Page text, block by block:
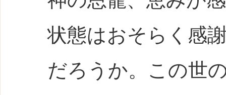
状態はおそらく感
だろうか。この世